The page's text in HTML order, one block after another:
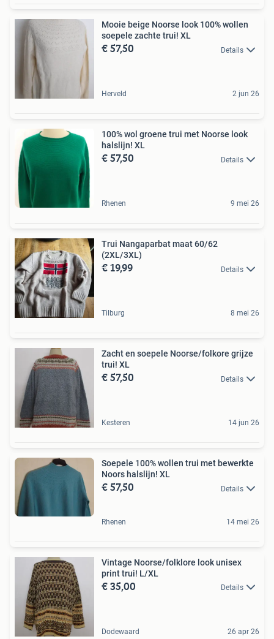
Mooie beige Noorse look 100% wollen
soepele zachte trui! XL
€ 57,50 Details
Herveld 2 jun 26
100% wol groene trui met Noorse look
halslijn! XL
€ 57,50 Details
Rhenen 9 mei 26
Trui Nangaparbat maat 60/62
(2XL/3XL)
€ 19,99 Details
Tilburg 8 mei 26
Zacht en soepele Noorse/folkore grijze
trui! XL
€ 57,50 Details
Kesteren 14 jun 26
Soepele 100% wollen trui met bewerkte
Noors halslijn! XL
€ 57,50 Details
Rhenen 14 mei 26
Vintage Noorse/folklore look unisex
print trui! L/XL
€ 35,00 Details
Dodewaard 26 apr 26